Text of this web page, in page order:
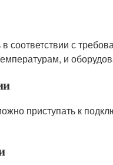
соответствии с
и
приступать к